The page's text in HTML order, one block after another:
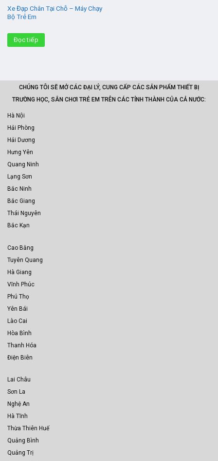
Xe Đạp Chân Tại Chỗ – Máy Chạy
Bộ Trẻ Em
Đọc tiếp
CHÚNG TÔI SẼ MỞ CÁC ĐẠI LÝ, CUNG CẤP CÁC SẢN PHẨM THIẾT BỊ
TRƯỜNG HỌC, SÂN CHƠI TRẺ EM TRÊN CÁC TỈNH THÀNH CỦA CẢ NƯỚC:
Hà Nội
Hải Phòng
Hải Dương
Hưng Yên
Quang Ninh
Lạng Sơn
Bắc Ninh
Bắc Giang
Thái Nguyên
Bắc Kạn
Cao Bằng
Tuyên Quang
Hà Giang
Vĩnh Phúc
Phú Thọ
Yên Bái
Lào Cai
Hòa Bình
Thanh Hóa
Điện Biên
Lai Châu
Sơn La
Nghệ An
Hà Tĩnh
Thừa Thiên Huế
Quảng Bình
Quảng Trị